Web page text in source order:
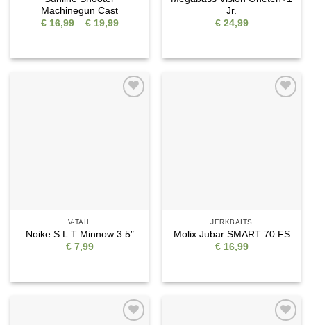
Machinegun Cast
€16,99 – €19,99Preisspanne:
Jr.
€24,99
V-TAIL
Noike S.L.T Minnow 3.5″
€7,99
JERKBAITS
Molix Jubar SMART 70 FS
€16,99